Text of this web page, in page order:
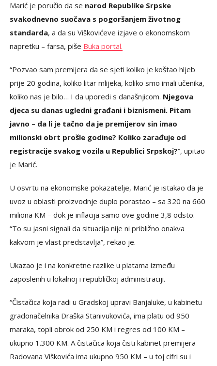
Marić je poručio da se narod Republike Srpske
svakodnevno suočava s pogoršanjem životnog
standarda, a da su Viškovićeve izjave o ekonomskom
napretku – farsa, piše Buka portal.
“Pozvao sam premijera da se sjeti koliko je koštao hljeb
prije 20 godina, koliko litar mlijeka, koliko smo imali učenika,
koliko nas je bilo… I da uporedi s današnjicom. Njegova
djeca su danas ugledni građani i biznismeni. Pitam
javno – da li je tačno da je premijerov sin imao
milionski obrt prošle godine? Koliko zarađuje od
registracije svakog vozila u Republici Srpskoj?”, upitao
je Marić.
U osvrtu na ekonomske pokazatelje, Marić je istakao da je
uvoz u oblasti proizvodnje duplo porastao – sa 320 na 660
miliona KM – dok je inflacija samo ove godine 3,8 odsto.
“To su jasni signali da situacija nije ni približno onakva
kakvom je vlast predstavlja”, rekao je.
Ukazao je i na konkretne razlike u platama između
zaposlenih u lokalnoj i republičkoj administraciji.
“Čistačica koja radi u Gradskoj upravi Banjaluke, u kabinetu
gradonačelnika Draška Stanivukovića, ima platu od 950
maraka, topli obrok od 250 KM i regres od 100 KM –
ukupno 1.300 KM. A čistačica koja čisti kabinet premijera
Radovana Viškovića ima ukupno 950 KM – u toj cifri su i